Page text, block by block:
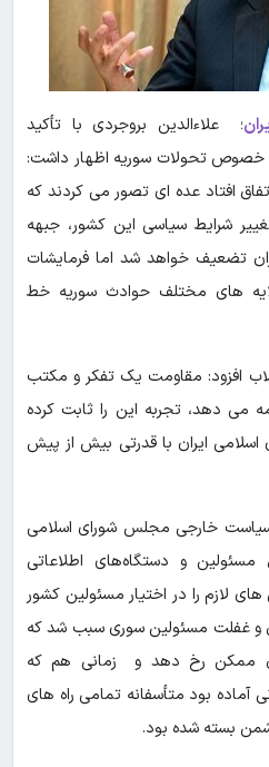
؛ علاءالدین بروجردی با تأکید
خصوص تحولات سوریه اظهار داشت:
افتاد عده ای تصور می کردند که
شرایط سیاسی این کشور، جبهه
تضعیف خواهد شد اما فرمایشات
های مختلف حوادث سوریه خط
افزود: مقاومت یک تفکر و مکتب
می دهد، تجربه این را ثابت کرده
ایران با قدرتی بیش از پیش
خارجی مجلس شورای اسلامی
و دستگاه‌های اطلاعاتی
لازم را در اختیار مسئولین کشور
و غفلت مسئولین سوری سبب شد که
ممکن رخ دهد و زمانی هم که
بود متأسفانه تمامی راه های
بسته شده بود.